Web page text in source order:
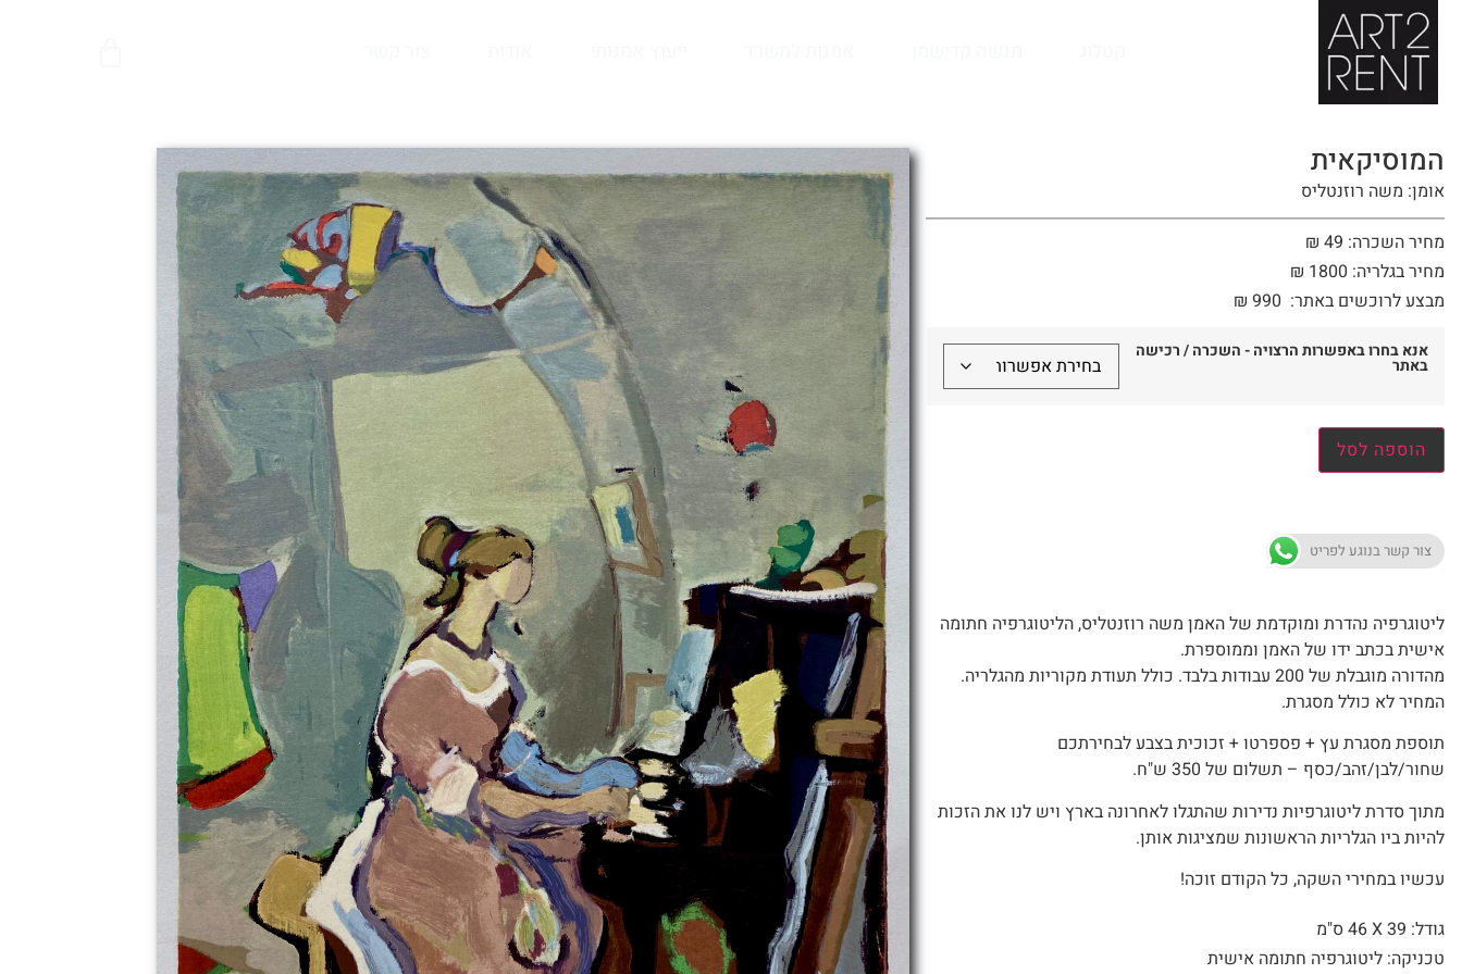
לתוכן
המוסיקאית
אומן: משה רוזנטליס
מחיר השכרה: 49 ₪
מחיר בגלריה: 1800 ₪
מבצע לרוכשים באתר:
₪ 990
אנא בחרו באפשרות הרצויה - השכרה / רכישה
באתר
הוספה לסל
צור קשר בנוגע לפריט
ליטוגרפיה נהדרת ומוקדמת של האמן משה רוזנטליס, הליטוגרפיה חתומה
אישית בכתב ידו של האמן וממוספרת.
מהדורה מוגבלת של 200 עבודות בלבד. כולל תעודת מקוריות מהגלריה.
המחיר לא כולל מסגרת.
תוספת מסגרת עץ + פספרטו + זכוכית בצבע לבחירתכם
שחור/לבן/זהב/כסף – תשלום של 350 ש"ח.
מתוך סדרת ליטוגרפיות נדירות שהתגלו לאחרונה בארץ ויש לנו את הזכות
להיות ביו הגלריות הראשונות שמציגות אותן.
עכשיו במחירי השקה, כל הקודם זוכה!
גודל: 39 X
46 ס"מ
טכניקה: ליטוגרפיה חתומה אישית